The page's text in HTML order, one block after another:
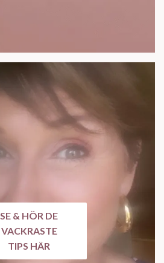
SE & HÖR DE
VACKRASTE
TIPS HÄR